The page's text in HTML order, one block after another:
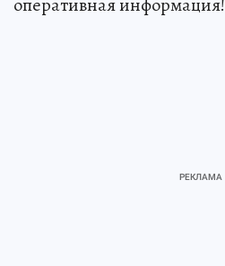
оперативная информация!